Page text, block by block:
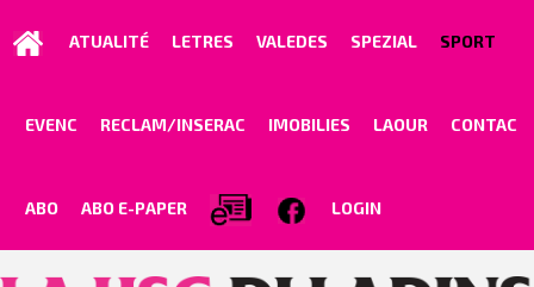
ATUALITÉ LETRES VALEDES SPEZIAL SPORT
EVENC RECLAM/INSERAC IMOBILIES LAOUR CONTAC
ABO ABO E-PAPER LOGIN